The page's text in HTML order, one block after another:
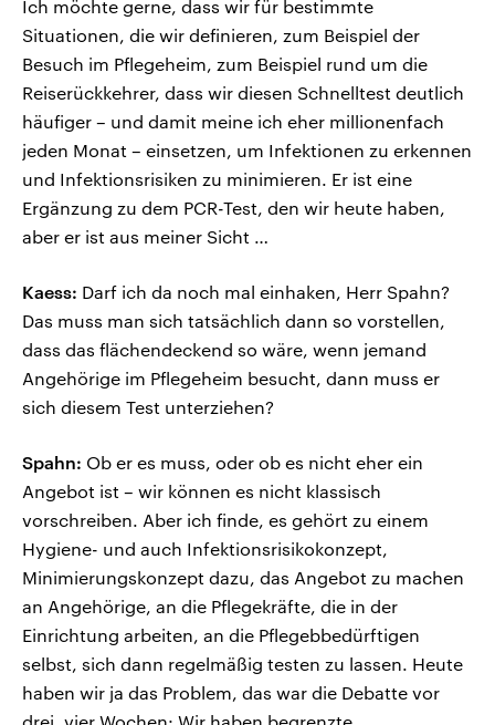
Ich möchte gerne, dass wir für bestimmte
Situationen, die wir definieren, zum Beispiel der
Besuch im Pflegeheim, zum Beispiel rund um die
Reiserückkehrer, dass wir diesen Schnelltest deutlich
häufiger – und damit meine ich eher millionenfach
jeden Monat – einsetzen, um Infektionen zu erkennen
und Infektionsrisiken zu minimieren. Er ist eine
Ergänzung zu dem PCR-Test, den wir heute haben,
aber er ist aus meiner Sicht …
Kaess: Darf ich da noch mal einhaken, Herr Spahn?
Das muss man sich tatsächlich dann so vorstellen,
dass das flächendeckend so wäre, wenn jemand
Angehörige im Pflegeheim besucht, dann muss er
sich diesem Test unterziehen?
Spahn: Ob er es muss, oder ob es nicht eher ein
Angebot ist – wir können es nicht klassisch
vorschreiben. Aber ich finde, es gehört zu einem
Hygiene- und auch Infektionsrisikokonzept,
Minimierungskonzept dazu, das Angebot zu machen
an Angehörige, an die Pflegekräfte, die in der
Einrichtung arbeiten, an die Pflegebbedürftigen
selbst, sich dann regelmäßig testen zu lassen. Heute
haben wir ja das Problem, das war die Debatte vor